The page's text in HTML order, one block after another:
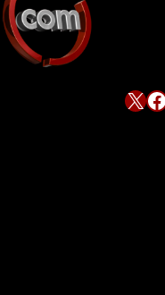
X Facebook